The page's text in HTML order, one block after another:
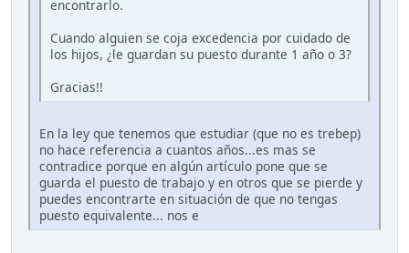
encontrarlo.
Cuando alguien se coja excedencia por cuidado de
los hijos, ¿le guardan su puesto durante 1 año o 3?
Gracias!!
En la ley que tenemos que estudiar (que no es trebep)
no hace referencia a cuantos años...es mas se
contradice porque en algún artículo pone que se
guarda el puesto de trabajo y en otros que se pierde y
puedes encontrarte en situación de que no tengas
puesto equivalente... nos e